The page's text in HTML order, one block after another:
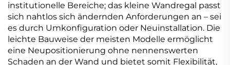
institutionelle Bereiche; das kleine Wandregal passt
sich nahtlos sich ändernden Anforderungen an – sei
es durch Umkonfiguration oder Neuinstallation. Die
leichte Bauweise der meisten Modelle ermöglicht
eine Neupositionierung ohne nennenswerten
Schaden an der Wand und bietet somit Flexibilität,